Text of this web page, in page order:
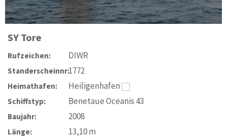
SYTore
Rufzeichen: DIWR
Standerscheinnr:1772
Heimathafen: Heiligenhafen
Schiffstyp: Benetaue Oceanis 43
Baujahr: 2008
Länge: 13,10m